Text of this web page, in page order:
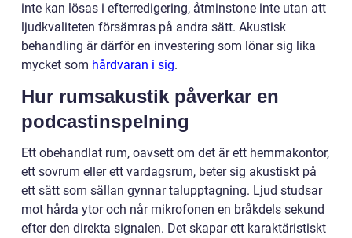
inte kan lösas i efterredigering, åtminstone inte utan att
ljudkvaliteten försämras på andra sätt. Akustisk
behandling är därför en investering som lönar sig lika
mycket som hårdvaran i sig.
Hur rumsakustik påverkar en
podcastinspelning
Ett obehandlat rum, oavsett om det är ett hemmakontor,
ett sovrum eller ett vardagsrum, beter sig akustiskt på
ett sätt som sällan gynnar talupptagning. Ljud studsar
mot hårda ytor och når mikrofonen en bråkdels sekund
efter den direkta signalen. Det skapar ett karaktäristiskt